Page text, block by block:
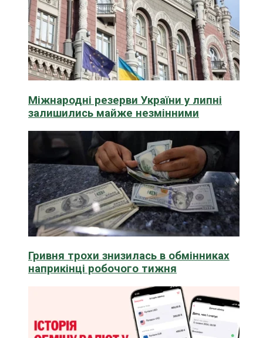
Міжнародні резерви України у липні
залишились майже незмінними
Гривня трохи знизилась в обмінниках
наприкінці робочого тижня